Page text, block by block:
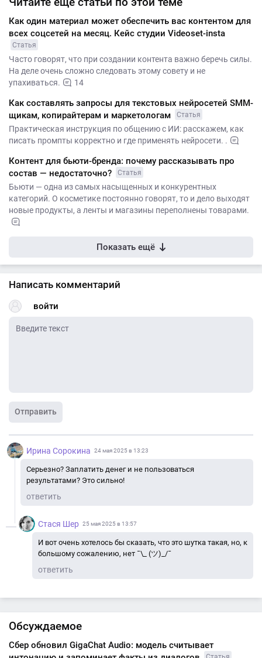
Как один материал может обеспечить вас контентом для
всех соцсетей на месяц. Кейс студии Videoset-insta
Статья
Часто говорят, что при создании контента важно беречь силы.
На деле очень сложно следовать этому совету и не
упахиваться.
14
Как составлять запросы для текстовых нейросетей SMM-
щикам, копирайтерам и маркетологам
Статья
Практическая инструкция по общению с ИИ: расскажем, как
писать промпты корректно и где применять нейросети. .
Контент для бьюти-бренда: почему рассказывать про
состав — недостаточно?
Статья
Бьюти — одна из самых насыщенных и конкурентных
категорий. О косметике постоянно говорят, то и дело выходят
новые продукты, а ленты и магазины переполнены товарами.
Показать ещё
Написать комментарий
войти
Отправить
Ирина Сорокина 24 мая 2025 в 13:23
Серьезно? Заплатить денег и не пользоваться
результатами? Это сильно!
ответить
Стася Шер 25 мая 2025 в 13:57
И вот очень хотелось бы сказать, что это шутка такая, но, к
большому сожалению, нет ¯\_ (ツ)_/¯
ответить
Обсуждаемое
Сбер обновил GigaChat Audio: модель считывает